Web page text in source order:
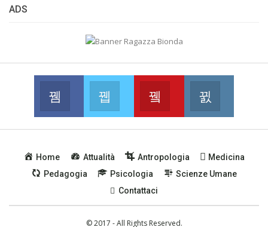
ADS
Facebook
Join us on Facebook
Twitter
Join us on Twitter
Youtube
Join us on Youtube
Home Attualità Antropologia
Medicina
Pedagogia
Psicologia
Scienze Umane
Contattaci
© 2017 - All Rights Reserved.